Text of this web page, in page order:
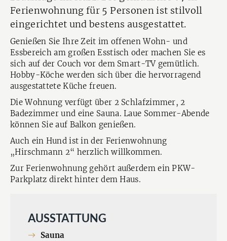
Ferienwohnung für 5 Personen ist stilvoll
eingerichtet und bestens ausgestattet.
Genießen Sie Ihre Zeit im offenen Wohn- und
Essbereich am großen Esstisch oder machen Sie es
sich auf der Couch vor dem Smart-TV gemütlich.
Hobby-Köche werden sich über die hervorragend
ausgestattete Küche freuen.
Die Wohnung verfügt über 2 Schlafzimmer, 2
Badezimmer und eine Sauna. Laue Sommer-Abende
können Sie auf Balkon genießen.
Auch ein Hund ist in der Ferienwohnung
„Hirschmann 2“ herzlich willkommen.
Zur Ferienwohnung gehört außerdem ein PKW-
Parkplatz direkt hinter dem Haus.
AUSSTATTUNG
Sauna